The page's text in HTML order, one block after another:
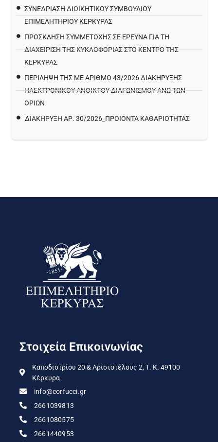
ΣΥΝΕΔΡΙΑΣΗ ΔΙΟΙΚΗΤΙΚΟΥ ΣΥΜΒΟΥΛΙΟΥ
ΕΠΙΜΕΛΗΤΗΡΙΟΥ ΚΕΡΚΥΡΑΣ
ΠΡΌΣΚΛΗΣΗ ΣΥΜΜΕΤΟΧΉΣ ΣΕ ΈΡΕΥΝΑ ΓΙΑ ΤΗ
ΔΙΑΧΕΊΡΙΣΗ ΤΗΣ ΚΥΚΛΟΦΟΡΊΑΣ ΣΤΟ ΚΈΝΤΡΟ ΤΗΣ
ΚΈΡΚΥΡΑΣ
ΠΕΡΙΛΗΨΗ ΤΗΣ ΜΕ ΑΡΙΘΜΟ 43/2026 ΔΙΑΚΗΡΥΞΗΣ
ΗΛΕΚΤΡΟΝΙΚΟΥ ΑΝΟΙΚΤΟΥ ΔΙΑΓΩΝΙΣΜΟΥ ΑΝΩ ΤΩΝ
ΟΡΙΩΝ
ΔΙΑΚΉΡΥΞΗ ΑΡ. 30/2026_ΠΡΟΙΌΝΤΑ ΚΑΘΑΡΙΌΤΗΤΑΣ
Στοιχεία Επικοινωνίας
Καποδιστρίου 20 & Αριστοτέλους 2, Τ. Κ. 49100
Κέρκυρα
info@corfucci.gr
2661039813
2661080575
2661440953